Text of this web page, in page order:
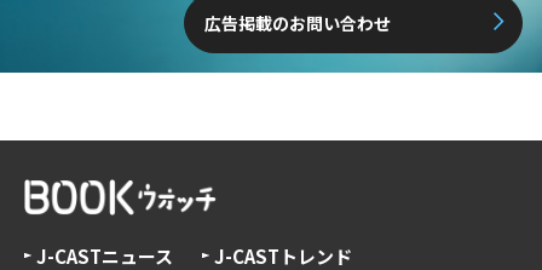
広告掲載のお問い合わせ
J-CASTニュース
J-CASTトレンド